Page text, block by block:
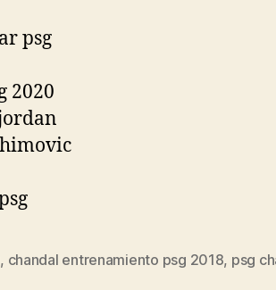
, chandal entrenamiento psg 2018, psg